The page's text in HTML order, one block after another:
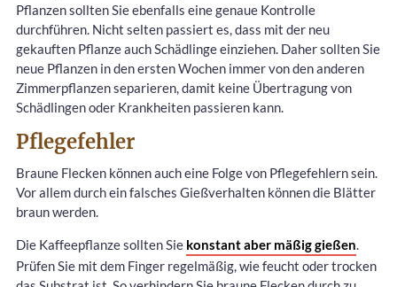
Pflanzen sollten Sie ebenfalls eine genaue Kontrolle
durchführen. Nicht selten passiert es, dass mit der neu
gekauften Pflanze auch Schädlinge einziehen. Daher sollten Sie
neue Pflanzen in den ersten Wochen immer von den anderen
Zimmerpflanzen separieren, damit keine Übertragung von
Schädlingen oder Krankheiten passieren kann.
Pflegefehler
Braune Flecken können auch eine Folge von Pflegefehlern sein.
Vor allem durch ein falsches Gießverhalten können die Blätter
braun werden.
Die Kaffeepflanze sollten Sie konstant aber mäßig gießen
Prüfen Sie mit dem Finger regelmäßig, wie feucht oder trocken